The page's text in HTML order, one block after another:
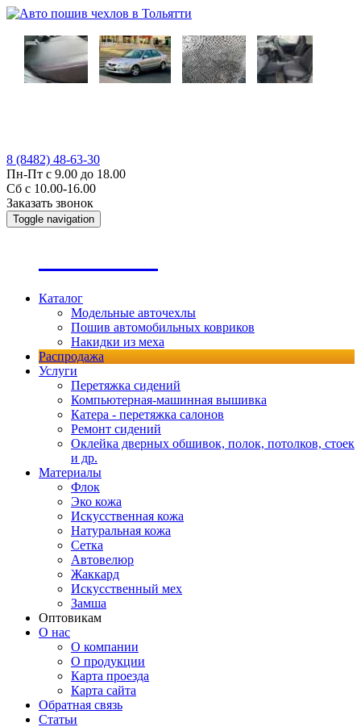
8 (8482) 48-63-30
Пн-Пт с 9.00 до 18.00
Сб с 10.00-16.00
Заказать звонок
Toggle navigation
Каталог
Модельные авточехлы
Пошив автомобильных ковриков
Накидки из меха
Распродажа
Услуги
Перетяжка сидений
Компьютерная-машинная вышивка
Катера - перетяжка салонов
Ремонт сидений
Оклейка дверных обшивок, полок, потолков, стоек
и др.
Материалы
Флок
Эко кожа
Искусственная кожа
Натуральная кожа
Сетка
Автовелюр
Жаккард
Искусственный мех
Замша
Оптовикам
О нас
О компании
О продукции
Карта проезда
Карта сайта
Обратная связь
Статьи